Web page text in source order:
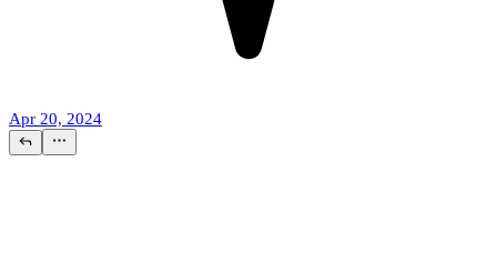
Apr 20, 2024